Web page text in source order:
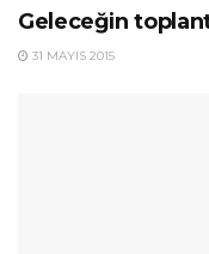
Geleceğin
31 MAYIS 2015